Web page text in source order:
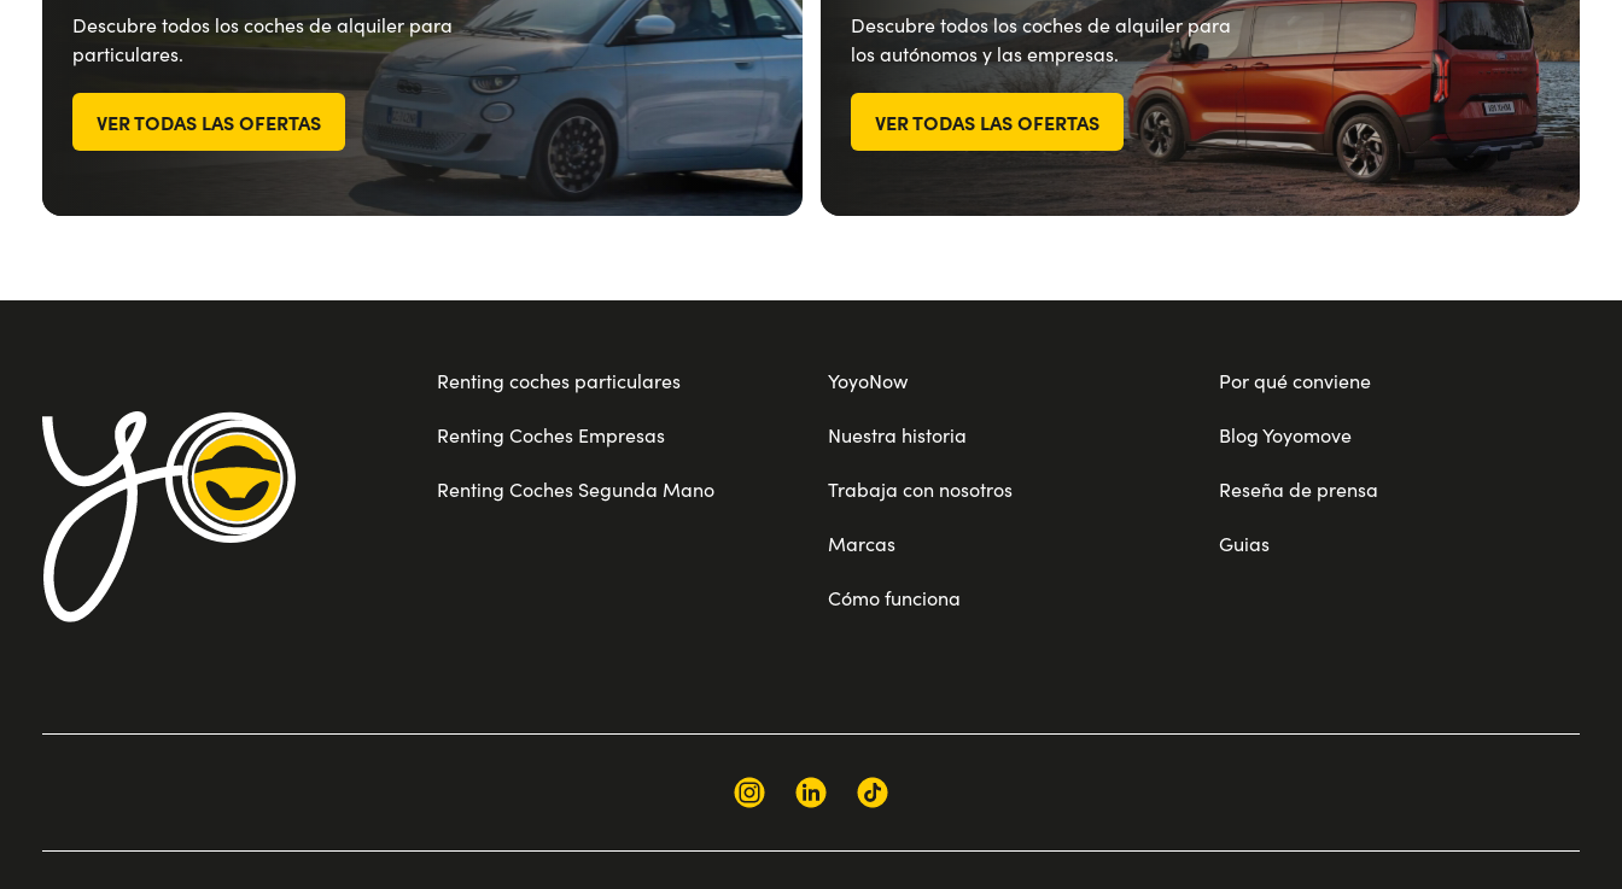
Descubre todos los coches de alquiler para
particulares.
VER TODAS LAS OFERTAS
Descubre todos los coches de alquiler para
los autónomos y las empresas.
VER TODAS LAS OFERTAS
Renting coches particulares
Renting Coches Empresas
Renting Coches Segunda Mano
YoyoNow
Nuestra historia
Trabaja con nosotros
Marcas
Cómo funciona
Por qué conviene
Blog Yoyomove
Reseña de prensa
Guias